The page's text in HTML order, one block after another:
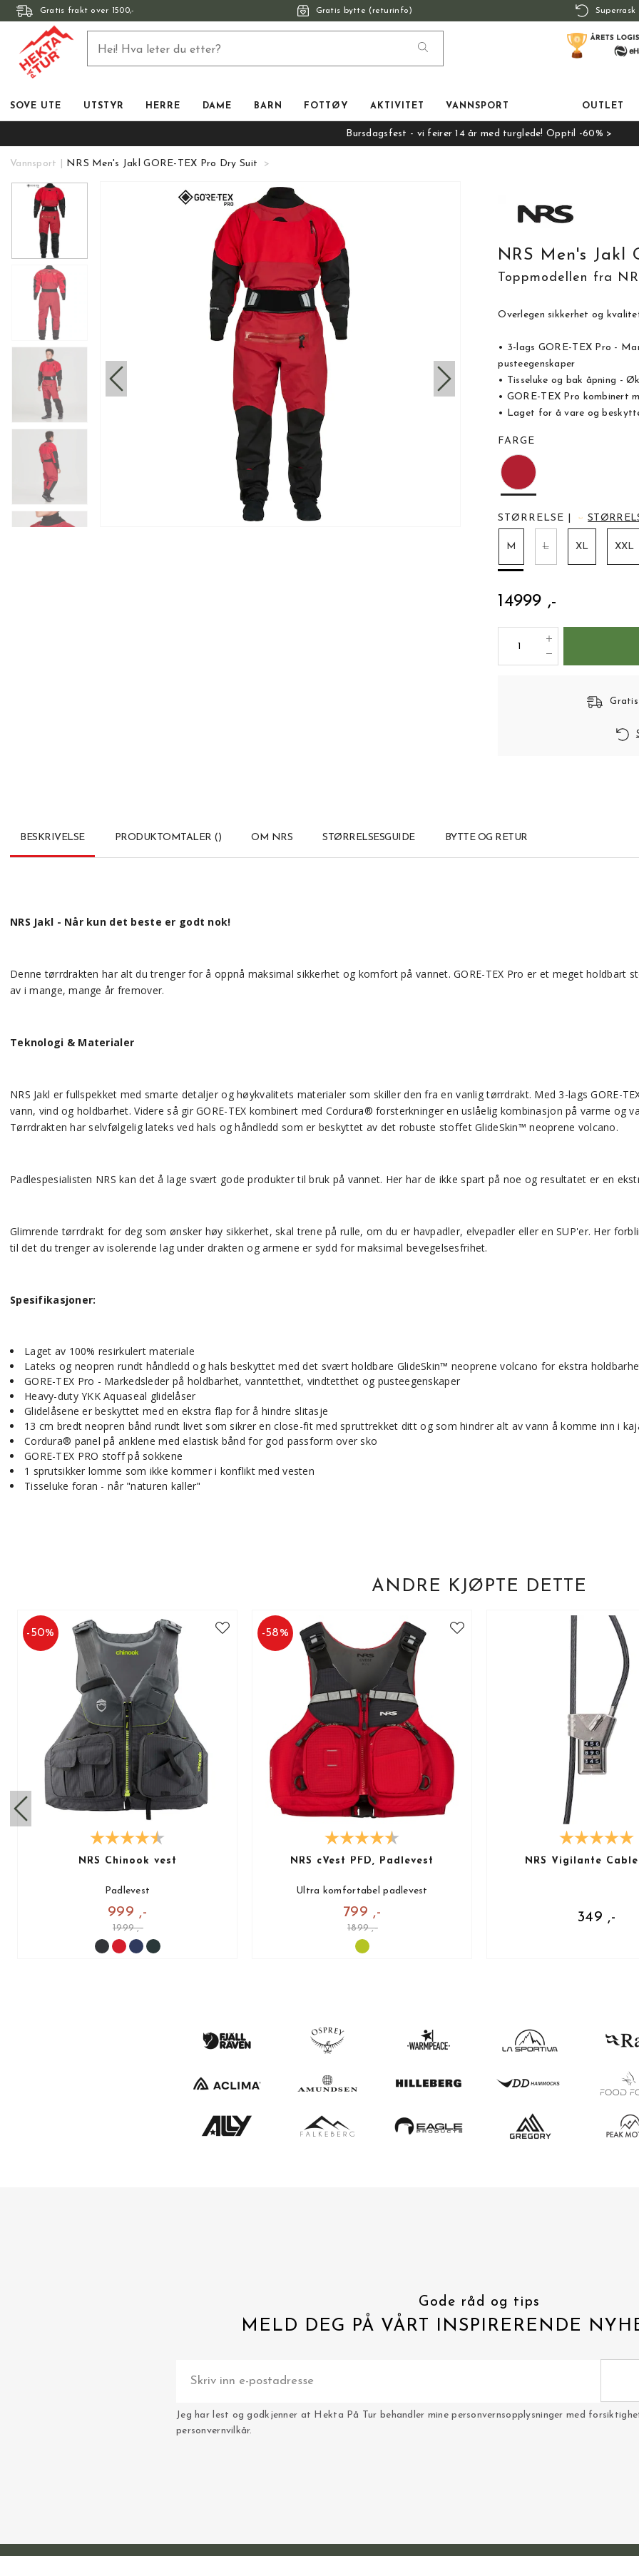
Gratis frakt over 1500,- Gratis bytte (returinfo) Superrask
SOVE UTE UTSTYR HERRE DAME BARN FOTTØY AKTIVITET VANNSPORT OUTLET
Bursdagsfest - vi feirer 14 år med turglede! Opptil -60% >
Vannsport NRS Men's Jakl GORE-TEX Pro Dry Suit
NRS Men's Jakl
Toppmodellen fra
Overlegen sikkerhet og
• 3-lags GORE-TEX Pro -
pusteegenskaper
• Tisseluke og bak åpning -
• GORE-TEX Pro kombinert
• Laget for å vare og
FARGE
STØRRELSE
M L XL XXL
14999 ,-
Gratis
BESKRIVELSE PRODUKTOMTALER () OM NRS STØRRELSESGUIDE BYTTE OG RETUR
NRS Jakl - Når kun det beste er godt nok!
Denne tørrdrakten har alt du trenger for å oppnå maksimal sikkerhet og komfort på vannet. GORE-TEX Pro er et meget
av i mange, mange år fremover.
Teknologi & Materialer
NRS Jakl er fullspekket med smarte detaljer og høykvalitets materialer som skiller den fra en vanlig tørrdrakt. Med 3-lags GORE-
vann, vind og holdbarhet. Videre så gir GORE-TEX kombinert med Cordura® forsterkninger en uslåelig kombinasjon på varme og
Tørrdrakten har selvfølgelig lateks ved hals og håndledd som er beskyttet av det robuste stoffet GlideSkin™ neoprene volcano.
Padlespesialisten NRS kan det å lage svært gode produkter til bruk på vannet. Her har de ikke spart på noe og resultatet er en
Glimrende tørrdrakt for deg som ønsker høy sikkerhet, skal trene på rulle, om du er havpadler, elvepadler eller en SUP'er. Her
til det du trenger av isolerende lag under drakten og armene er sydd for maksimal bevegelsesfrihet.
Spesifikasjoner:
Laget av 100% resirkulert materiale
Lateks og neopren rundt håndledd og hals beskyttet med det svært holdbare GlideSkin™ neoprene volcano for ekstra
GORE-TEX Pro - Markedsleder på holdbarhet, vanntetthet, vindtetthet og pusteegenskaper
Heavy-duty YKK Aquaseal glidelåser
Glidelåsene er beskyttet med en ekstra flap for å hindre slitasje
13 cm bredt neopren bånd rundt livet som sikrer en close-fit med spruttrekket ditt og som hindrer alt av vann å komme inn i
Cordura® panel på anklene med elastisk bånd for god passform over sko
GORE-TEX PRO stoff på sokkene
1 sprutsikker lomme som ikke kommer i konflikt med vesten
Tisseluke foran - når "naturen kaller"
ANDRE KJØPTE DETTE
-50%
NRS Chinook vest
Padlevest
999 ,-
1999 ,-
-58%
NRS cVest PFD, Padlevest
Ultra komfortabel padlevest
799 ,-
1899 ,-
NRS Vigilante
349 ,-
Gode råd og tips
MELD DEG PÅ VÅRT INSPIRERENDE
Jeg har lest og godkjenner at Hekta På Tur behandler mine personvernsopplysninger med
personvernvilkår.